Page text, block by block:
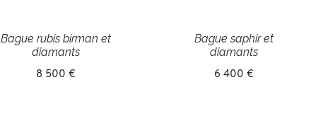
Bague rubis birman et
diamants
8 500 €
Bague saphir et
diamants
6 400 €